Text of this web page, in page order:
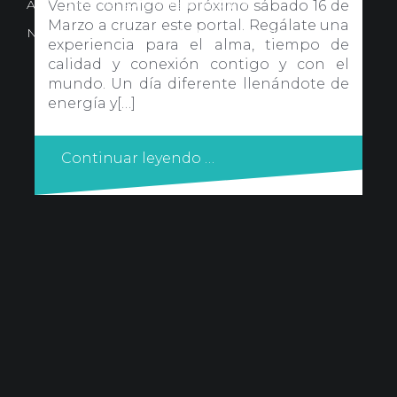
Vente conmigo el próximo sábado 16 de
Marzo a cruzar este portal. Regálate una
experiencia para el alma, tiempo de
calidad y conexión contigo y con el
mundo. Un día diferente llenándote de
energía y[…]
Continuar leyendo …
Avd. Comercial 20 Barañain (Navarra)
Nota Legal · Privacidad·Política de Cookies